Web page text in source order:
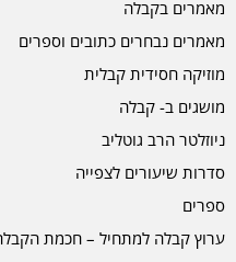
מאמרים בקבלה
מאמרים נבחרים כתובים וספרים
מוזיקה חסידית קבלית
מושגים ב- קבלה
ניוזלטר הרב גוטליב
סדרות שיעורים לצפייה
ספרים
ערוץ קבלה למתחיל – חכמת